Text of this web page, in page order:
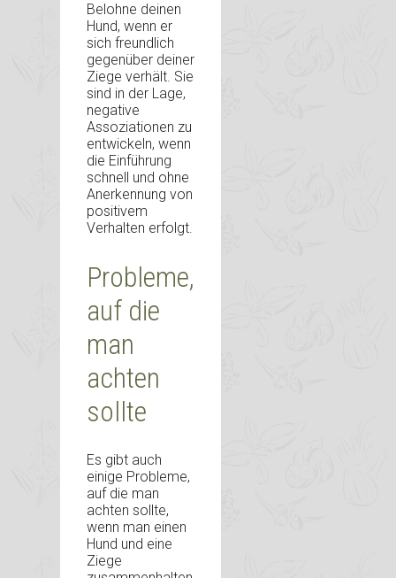
Belohne deinen
Hund, wenn er
sich freundlich
gegenüber deiner
Ziege verhält. Sie
sind in der Lage,
negative
Assoziationen zu
entwickeln, wenn
die Einführung
schnell und ohne
Anerkennung von
positivem
Verhalten erfolgt.
Probleme,
auf die
man
achten
sollte
Es gibt auch
einige Probleme,
auf die man
achten sollte,
wenn man einen
Hund und eine
Ziege